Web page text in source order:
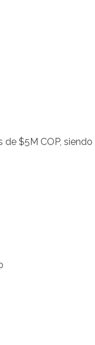
$5M COP,